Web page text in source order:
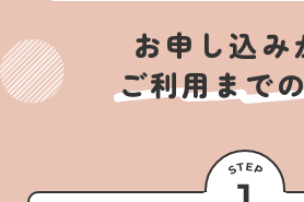
お申し込み
ご利用まで